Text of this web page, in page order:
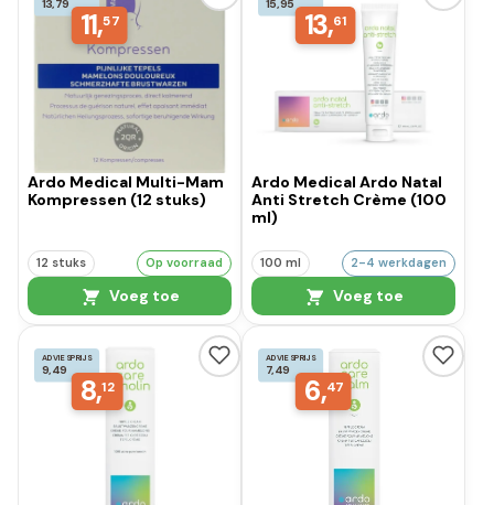
11,57
Ardo Medical Multi-Mam
Kompressen (12 stuks)
12 stuks Op voorraad
Voeg toe
13,61
Ardo Medical Ardo Natal
Anti Stretch Crème (100
ml)
100 ml 2-4 werkdagen
Voeg toe
ADVIESPRIJS
9,49
8,12
ADVIESPRIJS
7,49
6,47